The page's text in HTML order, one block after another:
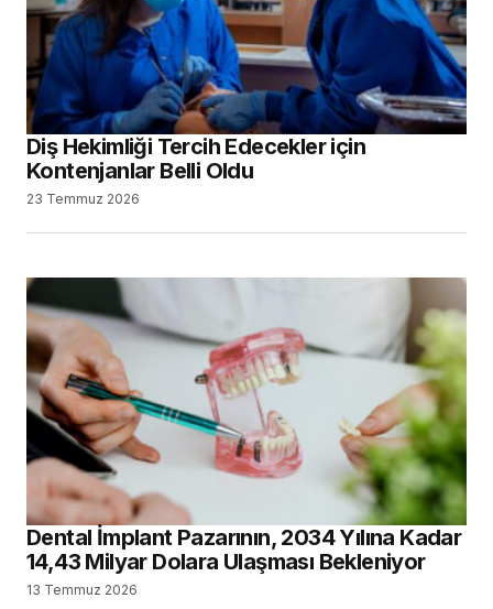
Diş Hekimliği Tercih Edecekler için
Kontenjanlar Belli Oldu
23 Temmuz 2026
Dental İmplant Pazarının, 2034 Yılına Kadar
14,43 Milyar Dolara Ulaşması Bekleniyor
13 Temmuz 2026